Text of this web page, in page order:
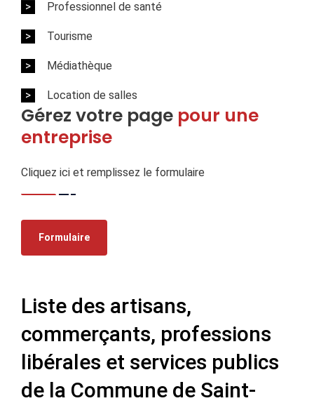
Professionnel de santé
Tourisme
Médiathèque
Location de salles
Gérez votre page pour une
entreprise
Cliquez ici et remplissez le formulaire
Formulaire
Liste des artisans,
commerçants, professions
libérales et services publics
de la Commune de Saint-